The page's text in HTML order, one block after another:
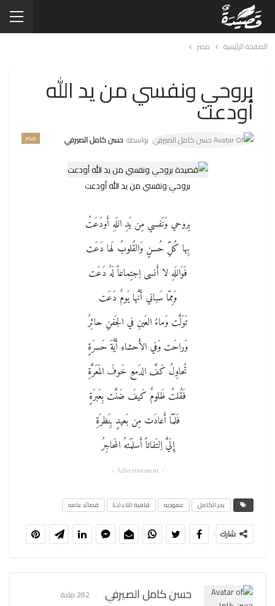
الصفحة الرئيسية مصر
بروحي ونفسي من يد الله
أودعت
مصر بواسطة حسن كامل الصيرفي
بروحي ونفسي من يد الله أودعت
بِروحي وَنَفسي مِن يَدِ اللَهِ أَودَعَتُ
بِها كُلِّ حُسنٍ وَالقُلوبُ لَها دَعَت
فَوَاللَهِ لا أَنسى اِجتِماعاً لَهُ دَعَت
وَمِمّا سَباني أَنَّها يَومٌ دَعَت
تَوَلَّت وَماءُ العَينِ في الجَفنِ حائِرُ
وَراحَت وَفي الأَحشاءِ أَيَّةَ حَسرَةٍ
تُحاوِلُ كَفَّ الدَمعِ خَوفَ المَعَرَّةِ
فَقُلتُ ظَلومٌ كَيفَ ضَنَّت بِعَبرَةٍ
فَلَمّا أَعادَت مِن بَعيدٍ بِنَظرَةِ
إِلَيَّ اِلتَفاتاً أَسلَمَتهُ المَحاجِرُ
- Advertisement -
بحر الكامل عموديه قافية التاء (ت) قصائد عامه
شارك
حسن كامل الصيرفي 282 مادة